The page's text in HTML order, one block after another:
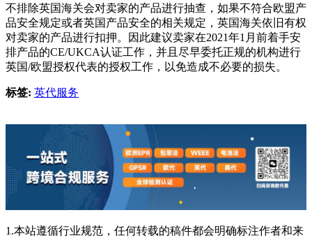
不排除英国海关会对卖家的产品进行抽查，如果不符合欧盟产
品安全规定或者英国产品安全的相关规定，英国海关依旧有权
对卖家的产品进行扣押。因此建议卖家在2021年1月前着手安
排产品的CE/UKCA认证工作，并且尽早委托正规的机构进行
英国/欧盟授权代表的授权工作，以免造成不必要的损失。
标签: 英代服务
1.本站遵循行业规范，任何转载的稿件都会明确标注作者和来